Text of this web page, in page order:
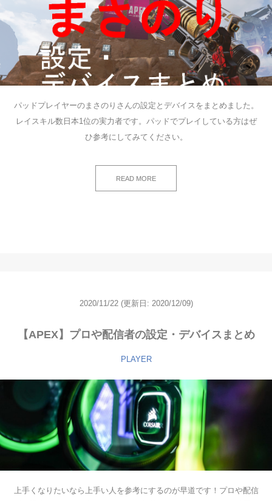
パッドプレイヤーのまさのりさんの設定とデバイスをまとめました。
レイスキル数日本1位の実力者です。パッドでプレイしている方はぜ
ひ参考にしてみてください。
READ MORE
2020/11/22 (更新日: 2020/12/09)
【APEX】プロや配信者の設定・デバイスまとめ
PLAYER
上手くなりたいなら上手い人を参考にするのが早道です！プロや配信